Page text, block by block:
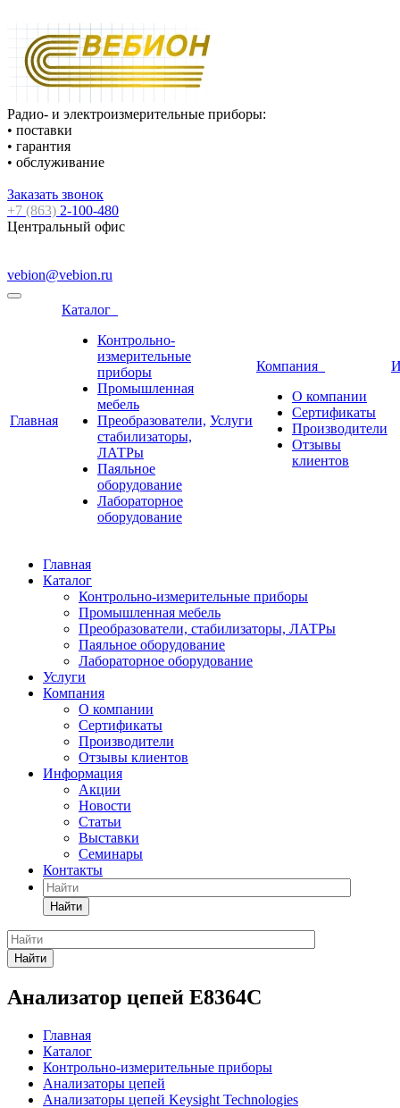
Радио- и электроизмерительные приборы:
• поставки
• гарантия
• обслуживание
Заказать звонок
+7 (863) 2-100-480
Центральный офис
vebion@vebion.ru
Главная
Каталог
Контрольно-
измерительные
приборы
Промышленная
мебель
Преобразователи,
стабилизаторы,
ЛАТРы
Паяльное
оборудование
Лабораторное
оборудование
Услуги
Компания
О компании
Сертификаты
Производители
Отзывы
клиентов
Главная
Каталог
Контрольно-измерительные приборы
Промышленная мебель
Преобразователи, стабилизаторы, ЛАТРы
Паяльное оборудование
Лабораторное оборудование
Услуги
Компания
О компании
Сертификаты
Производители
Отзывы клиентов
Информация
Акции
Новости
Статьи
Выставки
Семинары
Контакты
Найти
Найти
Анализатор цепей E8364C
Главная
Каталог
Контрольно-измерительные приборы
Анализаторы цепей
Анализаторы цепей Keysight Technologies